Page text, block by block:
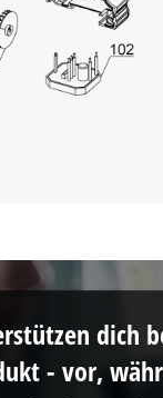
Wir
Google
This content is
to trackers that
dich
- vor,